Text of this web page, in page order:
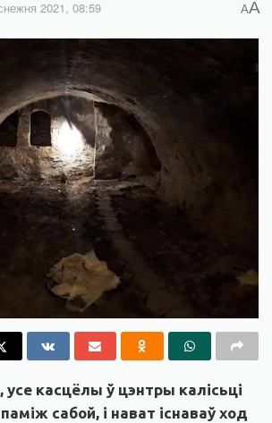
2021, 08:59 AA
касцёлы ў цэнтры калісьці
сабой, і нават існаваў ход